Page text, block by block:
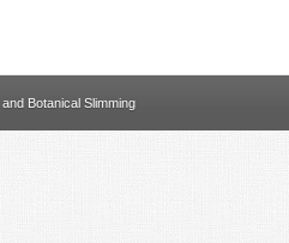
and Botanical Slimming